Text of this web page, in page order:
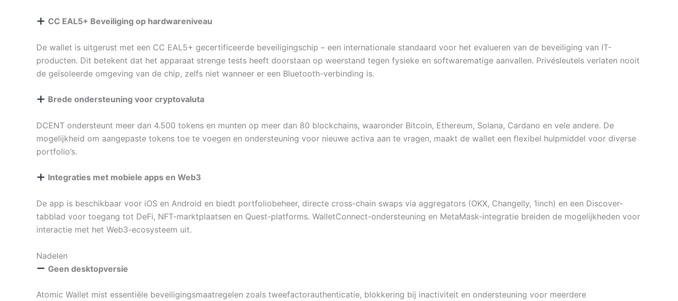
CC EAL5+ Beveiliging op hardwareniveau
De wallet is uitgerust met een CC EAL5+ gecertificeerde beveiligingschip – een internationale standaard voor het evalueren van de beveiliging van IT-
producten. Dit betekent dat het apparaat strenge tests heeft doorstaan ​​op weerstand tegen fysieke en softwarematige aanvallen. Privésleutels verlaten nooit
de geïsoleerde omgeving van de chip, zelfs niet wanneer er een Bluetooth-verbinding is.
Brede ondersteuning voor cryptovaluta
DCENT ondersteunt meer dan 4.500 tokens en munten op meer dan 80 blockchains, waaronder Bitcoin, Ethereum, Solana, Cardano en vele andere. De
mogelijkheid om aangepaste tokens toe te voegen en ondersteuning voor nieuwe activa aan te vragen, maakt de wallet een flexibel hulpmiddel voor diverse
portfolio’s.
Integraties met mobiele apps en Web3
De app is beschikbaar voor iOS en Android en biedt portfoliobeheer, directe cross-chain swaps via aggregators (OKX, Changelly, 1inch) en een Discover-
tabblad voor toegang tot DeFi, NFT-marktplaatsen en Quest-platforms. WalletConnect-ondersteuning en MetaMask-integratie breiden de mogelijkheden voor
interactie met het Web3-ecosysteem uit.
Nadelen
Geen desktopversie
Atomic Wallet mist essentiële beveiligingsmaatregelen zoals tweefactorauthenticatie, blokkering bij inactiviteit en ondersteuning voor meerdere